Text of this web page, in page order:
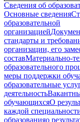
Сведения об
Основные сведения
образовательной
организацией
стандарты и
организации, его
составМатериально-
образовательного
меры поддержки
образовательные
деятельность
обучающихсяО
каждой
образованияо